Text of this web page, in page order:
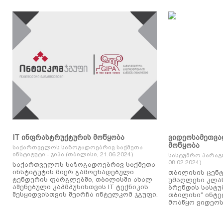
IT ინფრასტრუქტურის მოწყობა
საქართველოს საზოგადოებრივ საქმეთა
ინსტიტუტი - ჯიპა (თბილისი, 21.06.2024)
საქართველოს საზოგადოებრივ საქმეთა
ინსტიტუტის მიერ გამოცხადებული
ტენდერის ფარგლებში, თბილისში ახალ
აშენებული კაპმპუსისთვის IT ტექნიკის
შესყიდვისთვის შეირჩა ინტელკომ ჯგუფი.
მოწყობა
სასტუმრო
08.02.2024)
თბილისის
უმაღლესი
ბრენდის
თბილისი“
მოაწყო